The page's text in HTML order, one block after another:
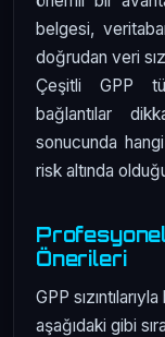
belgesi,
doğrudan veri
Çeşitli GPP
bağlantılar
sonucunda
risk altında
Önerileri
GPP
aşağıdaki gibi